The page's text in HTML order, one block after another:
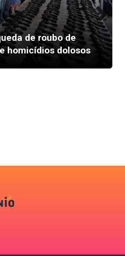
de roubo de
homicídios dolosos
Next